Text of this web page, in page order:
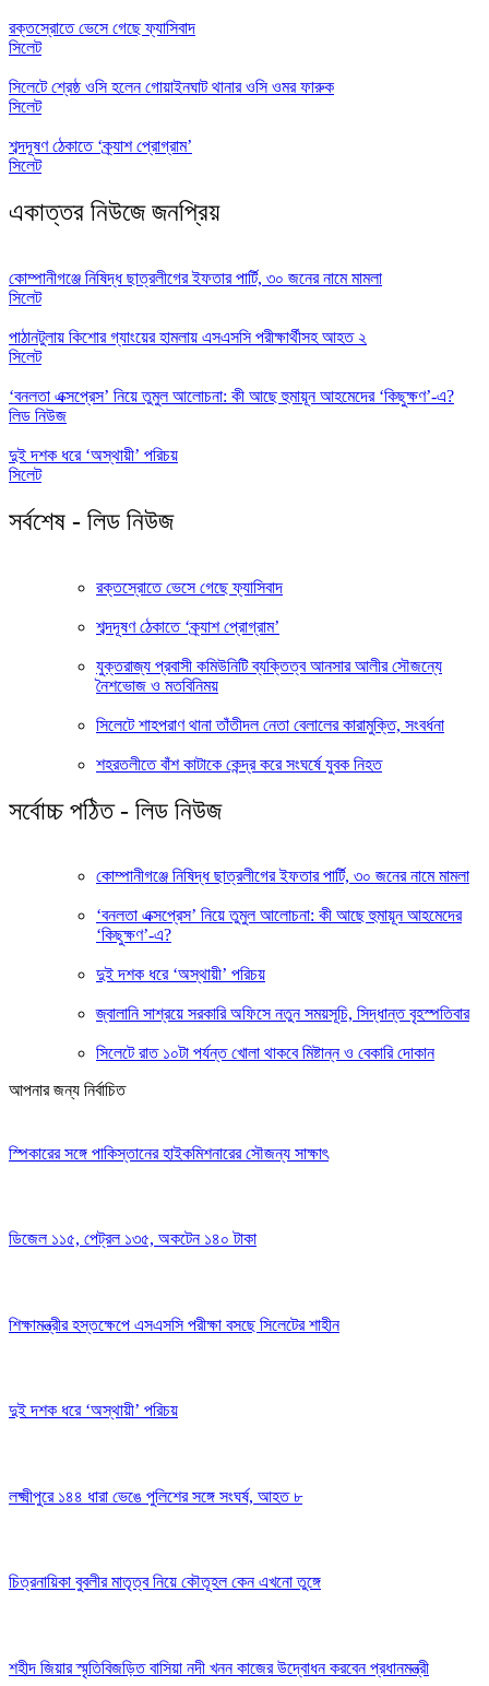
রক্তস্রোতে ভেসে গেছে ফ্যাসিবাদ
সিলেট
সিলেটে শ্রেষ্ঠ ওসি হলেন গোয়াইনঘাট থানার ওসি ওমর ফারুক
সিলেট
শব্দদূষণ ঠেকাতে ‘ক্র্যাশ প্রোগ্রাম’
সিলেট
একাত্তর নিউজে জনপ্রিয়
কোম্পানীগঞ্জে নিষিদ্ধ ছাত্রলীগের ইফতার পার্টি, ৩০ জনের নামে মামলা
সিলেট
পাঠানটুলায় কিশোর গ্যাংয়ের হামলায় এসএসসি পরীক্ষার্থীসহ আহত ২
সিলেট
‘বনলতা এক্সপ্রেস’ নিয়ে তুমুল আলোচনা: কী আছে হুমায়ূন আহমেদের ‘কিছুক্ষণ’-এ?
লিড নিউজ
দুই দশক ধরে ‘অস্থায়ী’ পরিচয়
সিলেট
সর্বশেষ - লিড নিউজ
রক্তস্রোতে ভেসে গেছে ফ্যাসিবাদ
শব্দদূষণ ঠেকাতে ‘ক্র্যাশ প্রোগ্রাম’
যুক্তরাজ্য প্রবাসী কমিউনিটি ব্যক্তিত্ব আনসার আলীর সৌজন্যে
নৈশভোজ ও মতবিনিময়
সিলেটে শাহপরাণ থানা তাঁতীদল নেতা বেলালের কারামুক্তি, সংবর্ধনা
শহরতলীতে বাঁশ কাটাকে কেন্দ্র করে সংঘর্ষে যুবক নিহত
সর্বোচ্চ পঠিত - লিড নিউজ
কোম্পানীগঞ্জে নিষিদ্ধ ছাত্রলীগের ইফতার পার্টি, ৩০ জনের নামে মামলা
‘বনলতা এক্সপ্রেস’ নিয়ে তুমুল আলোচনা: কী আছে হুমায়ূন আহমেদের
‘কিছুক্ষণ’-এ?
দুই দশক ধরে ‘অস্থায়ী’ পরিচয়
জ্বালানি সাশ্রয়ে সরকারি অফিসে নতুন সময়সূচি, সিদ্ধান্ত বৃহস্পতিবার
সিলেটে রাত ১০টা পর্যন্ত খোলা থাকবে মিষ্টান্ন ও বেকারি দোকান
আপনার জন্য নির্বাচিত
স্পিকারের সঙ্গে পাকিস্তানের হাইকমিশনারের সৌজন্য সাক্ষাৎ
ডিজেল ১১৫, পেট্রল ১৩৫, অকটেন ১৪০ টাকা
শিক্ষামন্ত্রীর হস্তক্ষেপে এসএসসি পরীক্ষা বসছে সিলেটের শাহীন
দুই দশক ধরে ‘অস্থায়ী’ পরিচয়
লক্ষ্মীপুরে ১৪৪ ধারা ভেঙে পুলিশের সঙ্গে সংঘর্ষ, আহত ৮
চিত্রনায়িকা বুবলীর মাতৃত্ব নিয়ে কৌতূহল কেন এখনো তুঙ্গে
শহীদ জিয়ার স্মৃতিবিজড়িত বাসিয়া নদী খনন কাজের উদ্বোধন করবেন প্রধানমন্ত্রী